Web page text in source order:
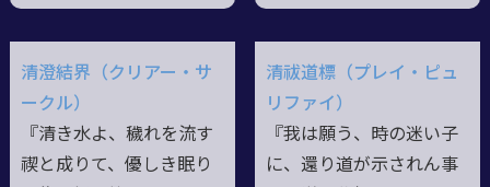
清澄結界（クリアー・サ
ークル）
『清き水よ、穢れを流す
禊と成りて、優しき眠り
清祓道標（プレイ・ピュ
リファイ）
『我は願う、時の迷い子
に、還り道が示されん事